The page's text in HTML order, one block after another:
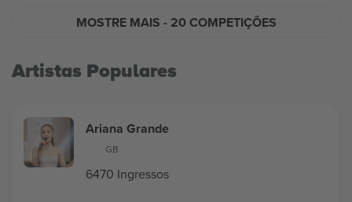
MOSTRE MAIS - 20 COMPETIÇÕES
Artistas Populares
Ariana Grande
GB
6470 Ingressos